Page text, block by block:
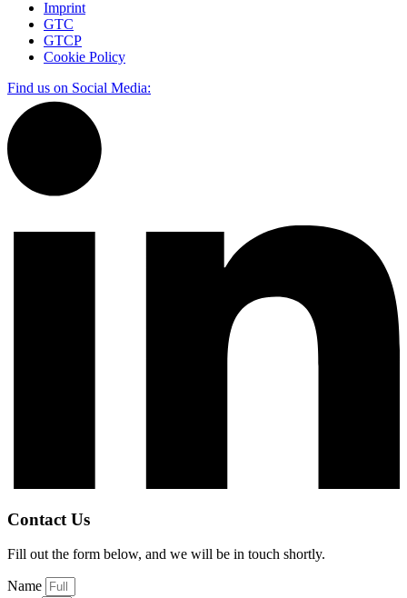
Imprint
GTC
GTCP
Cookie Policy
Find us on Social Media:
Contact Us
Fill out the form below, and we will be in touch shortly.
Name